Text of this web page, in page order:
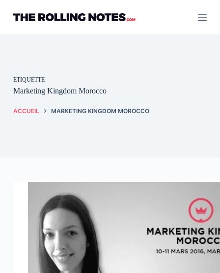
contenu
ÉTIQUETTE
Marketing Kingdom Morocco
ACCUEIL MARKETING KINGDOM MOROCCO